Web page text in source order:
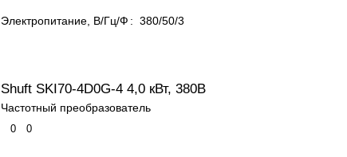
Электропитание, В/Гц/Ф : 380/50/3
Shuft SKI70-4D0G-4 4,0 кВт, 380В
Частотный преобразователь
0 0